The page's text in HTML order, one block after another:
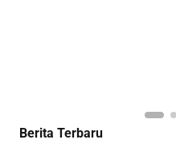
Berita Terbaru